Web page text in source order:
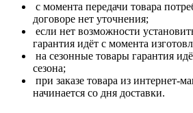
с момента передачи товара
договоре нет уточнения;
если нет возможности
гарантия идёт с момента
на сезонные товары гарантия
сезона;
при заказе товара из интернет-
начинается со дня доставки.